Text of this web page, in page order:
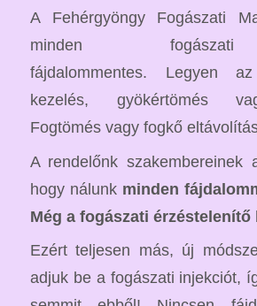
A Fehérgyöngy Fogászati
minden fogászati
fájdalommentes. Legyen
kezelés, gyökértömés
Fogtömés vagy fogkő
A rendelőnk szakembereinek
hogy nálunk minden
Még a fogászati érzéstelenítő
Ezért teljesen más, új
adjuk be a fogászati injekciót,